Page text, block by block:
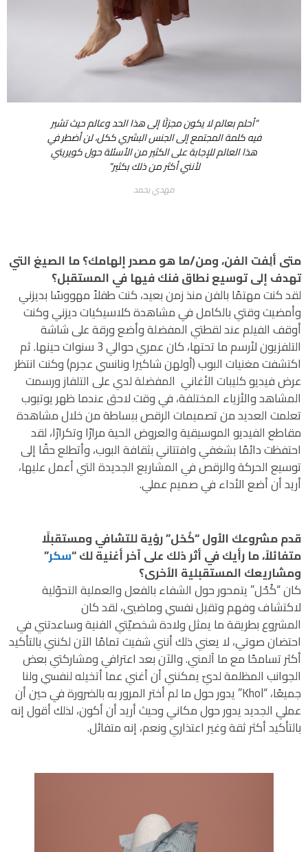
“أحلم بعالم لا يكون مجزئًا إلى هذا الحد وعالم حيث تشير
فيه كلمة المجتمع إلى الجنس البشري ككل، لن أضطر في
هذا العالم للإجابة على الكثير من الأسئلة حول كويريتي
لأنني أكثر من ذلك بكثير”
مهدي بحمد
متى ألِفت الفن، ومن/ما هو مصدر إلهامك؟ ما الصيغ التي
تهدف إلى توسيع نطاق فنك فيها في المستقبل؟
لقد كنت مهتمًا بالفن منذ زمن بعيد، كنت طفلاً مهووسًا بديزني
وأمضيت وقتي بالكامل في مشاهدة كلاسيكيات ديزني وكنت
أوقف الفيلم عند لقطتي المفضلة وأضع ورقة على شاشة
التلفزيون لأرسم ما تحتها، كان عمري حوالي 3 سنوات حينها. ثم
اكتشفت مغنيات البوب (أولهن شاكيرا ونانسي عجرم) وكنت انتظر
عرض فيديو كليبات الأغاني المفضلة لدي على التلفاز ورسمت
المشاهد والأزياء المختلفة، في وقت لاحق عندما ظهر يوتيوب
تعلمت العديد من تصميمات الرقص ببساطة من خلال مشاهدة
مقاطع الفيديو الموسيقية والعروض الحية مرارًا وتكرارًا، لقد
احتفظت دائمًا بشغفي وافتتاني بثقافة البوب، وأتطلع حقًا إلى
توسيع الحركة والرقص في المشاريع الجديدة التي أعمل عليها،
أريد أن أضع الأداء في صميم عملي.
قدم مشروعك الأول “كُحْل” رؤية للتشافي ومستقبلًا
متفائلاً، ما رأيك في أثر ذلك على آخر أغنية لك “سكر”
ومشاريعك المستقبلية الأخرى؟
كان “كُحْل” يتمحور حول الشفاء بالفعل والعملية التحوّلية
لاكتشاف وفهم وتقبل نفسي وماضيي، لقد كان
المشروع بطريقة ما يمثل ولادة شخصيّتي الفنية وساعدتني في
احتضان صوتي، لا يعني ذلك أنني شفيت تمامًا الآن لكنني بالتأكيد
أكثر تسامحًا مع ما آلمني. والآن بعد اعترافي ومشاركتي بعض
الجوانب المظلمة لديّ يمكنني أن أغني عما أتخيله لنفسي ولنا
جميعًا، “Khol” يدور حول ما لم أختر المرور به بالضرورة في حين أن
عملي الجديد يدور حول مكاني وحيث أريد أن أكون، لذلك أقول إنه
بالتأكيد أكثر ثقة وغير اعتذاري ونعم، إنه متفائل.